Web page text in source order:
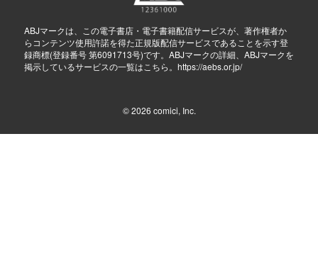
ABJマークは、この電子書店・電子書籍配信サービスが、著作権者か
らコンテンツ使用許諾を得た正規版配信サービスであることを示す登
録商標(登録番号 第6091713号)です。ABJマークの詳細、ABJマークを
掲示しているサービスの一覧はこちら。 https://aebs.or.jp/
© 2026 comici, Inc.